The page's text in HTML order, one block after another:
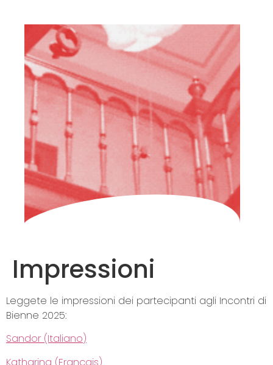
HOME
PARTECIPARE
FAQ
ARCHIVIO
ITALIANO
Impressioni
Leggete le impressioni dei partecipanti agli Incontri di
Bienne 2025:
Sandor (Italiano)
Katharina (Français)